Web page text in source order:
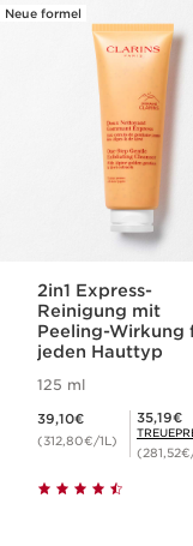
Neue formel
2in1 Express-
Reinigung mit
Peeling-Wirkung
jeden Hauttyp
125 ml
39,10€
(312,80€/1L)
Mitgliederpreis 35,19€
35,19€